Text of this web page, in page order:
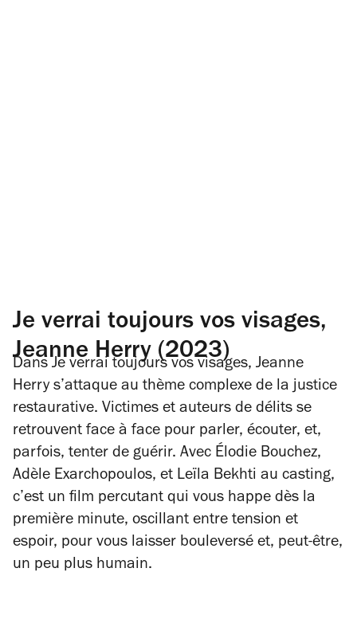
Je verrai toujours vos visages,
Jeanne Herry (2023)
Dans Je verrai toujours vos visages, Jeanne
Herry s’attaque au thème complexe de la justice
restaurative. Victimes et auteurs de délits se
retrouvent face à face pour parler, écouter, et,
parfois, tenter de guérir. Avec Élodie Bouchez,
Adèle Exarchopoulos, et Leïla Bekhti au casting,
c’est un film percutant qui vous happe dès la
première minute, oscillant entre tension et
espoir, pour vous laisser bouleversé et, peut-être,
un peu plus humain.